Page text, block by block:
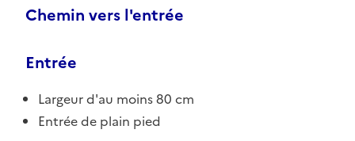
Chemin vers l'entrée
Entrée
Largeur d'au moins 80 cm
Entrée de plain pied